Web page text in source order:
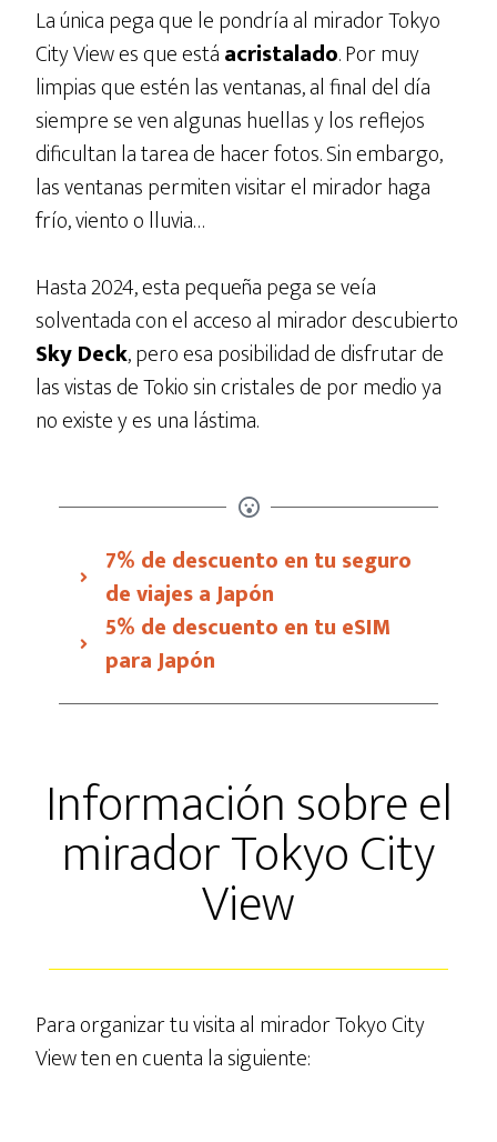
La única pega que le pondría al mirador Tokyo
City View es que estáacristalado. Por muy
limpias que estén las ventanas, al final del día
siempre se ven algunas huellas y los reflejos
dificultan la tarea de hacer fotos. Sin embargo,
las ventanas permiten visitar el mirador haga
frío, viento o lluvia…
Hasta 2024, esta pequeña pega se veía
solventada con el acceso al mirador descubierto
Sky Deck, pero esa posibilidad de disfrutar de
las vistas de Tokio sin cristales de por medio ya
no existe y es una lástima.
7% de descuento en tu seguro
de viajes a Japón
5% de descuento en tu eSIM
para Japón
Información sobre el
mirador Tokyo City
View
Para organizar tu visita al mirador Tokyo City
View ten en cuenta la siguiente: